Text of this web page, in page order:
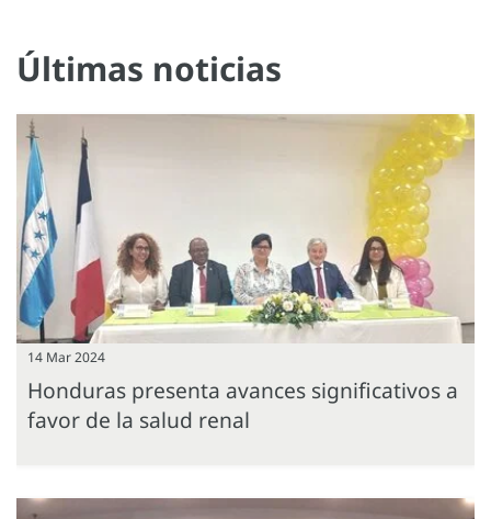
Últimas noticias
14 Mar 2024
Honduras presenta avances significativos a
favor de la salud renal